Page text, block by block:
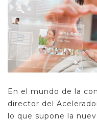
En el mundo de la
director del
lo que supone la